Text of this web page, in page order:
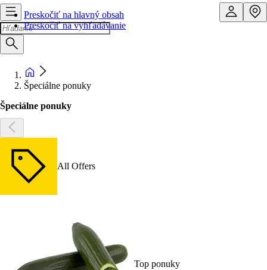
Preskočiť na hlavný obsah
Preskočiť na vyhľadávanie
Špeciálne ponuky
Špeciálne ponuky
All Offers
Top ponuky